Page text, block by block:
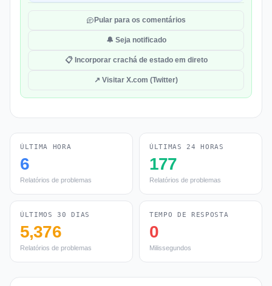
Pular para os comentários
🔔 Seja notificado
📋 Incorporar crachá de estado em direto
↗ Visitar X.com (Twitter)
ÚLTIMA HORA
6
Relatórios de problemas
ÚLTIMAS 24 HORAS
177
Relatórios de problemas
ÚLTIMOS 30 DIAS
5,376
Relatórios de problemas
TEMPO DE RESPOSTA
0
Milissegundos